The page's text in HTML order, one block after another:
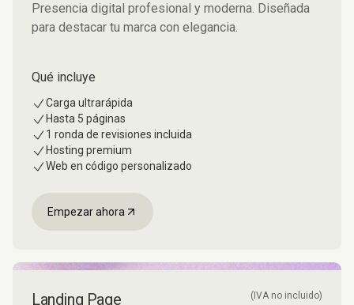
Presencia digital profesional y moderna. Diseñada
para destacar tu marca con elegancia.
Qué incluye
Carga ultrarápida
Hasta 5 páginas
1 ronda de revisiones incluida
Hosting premium
Web en código personalizado
Empezar ahora
Landing Page (IVA no incluido)